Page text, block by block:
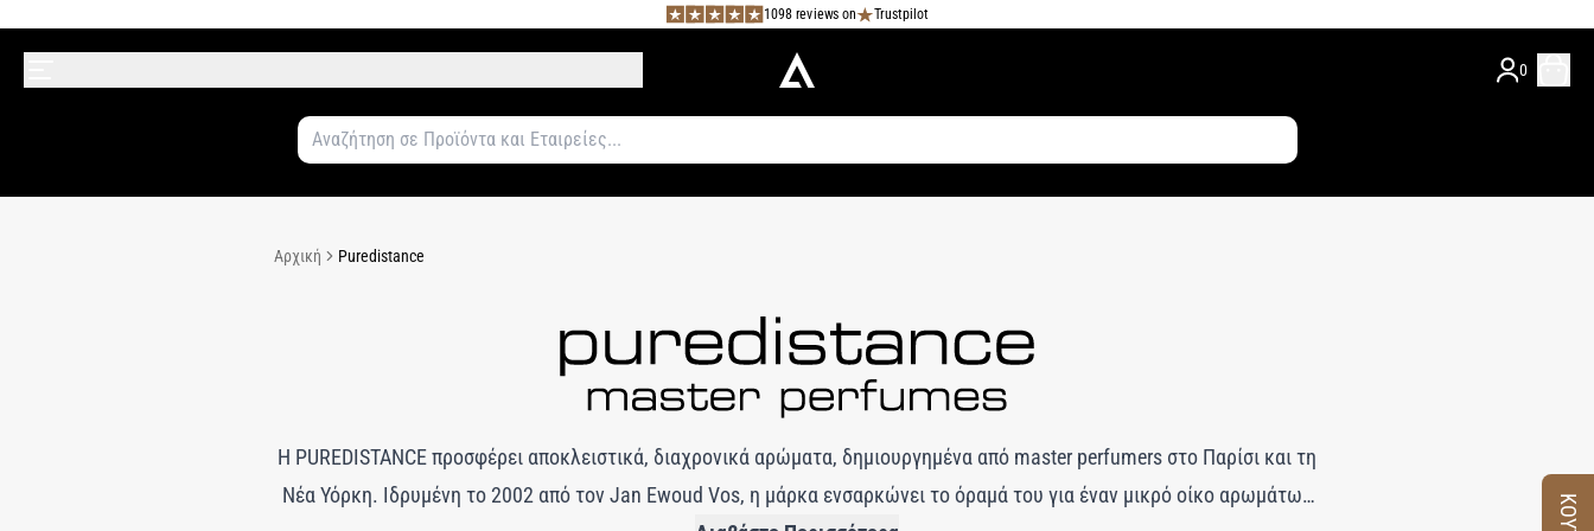
1098 reviews on Trustpilot
0
Αρχική Puredistance
Η PUREDISTANCE προσφέρει αποκλειστικά, διαχρονικά αρώματα, δημιουργημένα από master perfumers στο Παρίσι και τη
Νέα Υόρκη. Ιδρυμένη το 2002 από τον Jan Ewoud Vos, η μάρκα ενσαρκώνει το όραμά του για έναν μικρό οίκο αρωμάτων